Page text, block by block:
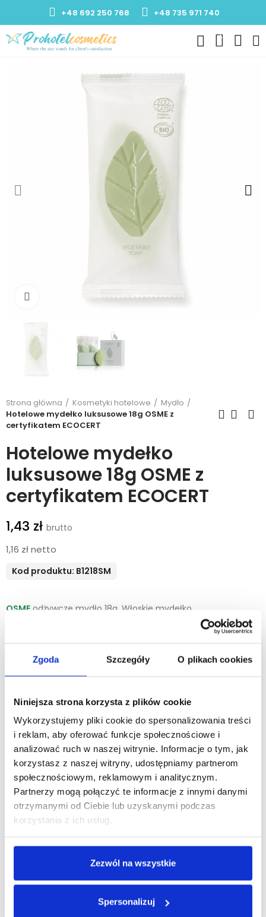
Zgoda Szczegóły O plikach cookies
Niniejsza strona korzysta z plików cookie
Wykorzystujemy pliki cookie do spersonalizowania treści
i reklam, aby oferować funkcje społecznościowe i
analizować ruch w naszej witrynie. Informacje o tym, jak
korzystasz z naszej witryny, udostępniamy partnerom
społecznościowym, reklamowym i analitycznym.
Partnerzy mogą połączyć te informacje z innymi danymi
otrzymanymi od Ciebie lub uzyskanymi podczas
korzystania z ich usług.
Zezwól na wszystkie
Spersonalizuj
+48 692 250 768 +48 735 971 740
0
Kliknij, aby powiększyć
Strona główna Kosmetyki hotelowe
Mydło
Hotelowe mydełko luksusowe 18g OSME z
certyfikatem ECOCERT
Hotelowe mydełko
luksusowe 18g OSME z
certyfikatem ECOCERT
1,43 zł
1,16 zł netto
Kod produktu: B1218SM
OSME odżywcze mydło 18g. Włoskie mydełko
hotelowe, wzbogacone organicznym ekstraktem z liści
aloesu. Pozostawia skórę oczyszczoną, łagodną oraz
Przyjazne weganom. Nietestowane na
Kosmetyk przyjazny środowisku z certyfikatem "
COSMOS ORGANIC ", oznaczającym minimum 95%
składników pochodzenia naturalnego, w tym co najmniej
50% pochodzących z upraw ekologicznych.
Kupując dany produkt, wspierasz zrównoważony rozwój.
Minimalna ilość zamówienia tego produktu jest 320.